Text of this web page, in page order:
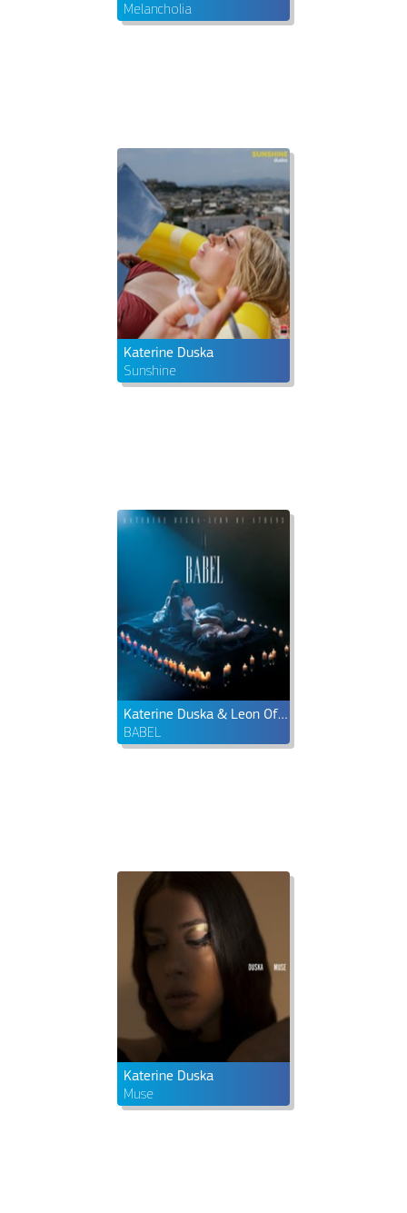
Melancholia
Katerine Duska
Sunshine
Katerine Duska & Leon Of Athens
BABEL
Katerine Duska
Muse